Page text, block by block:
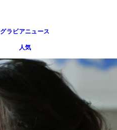
グラビアニュース
人気